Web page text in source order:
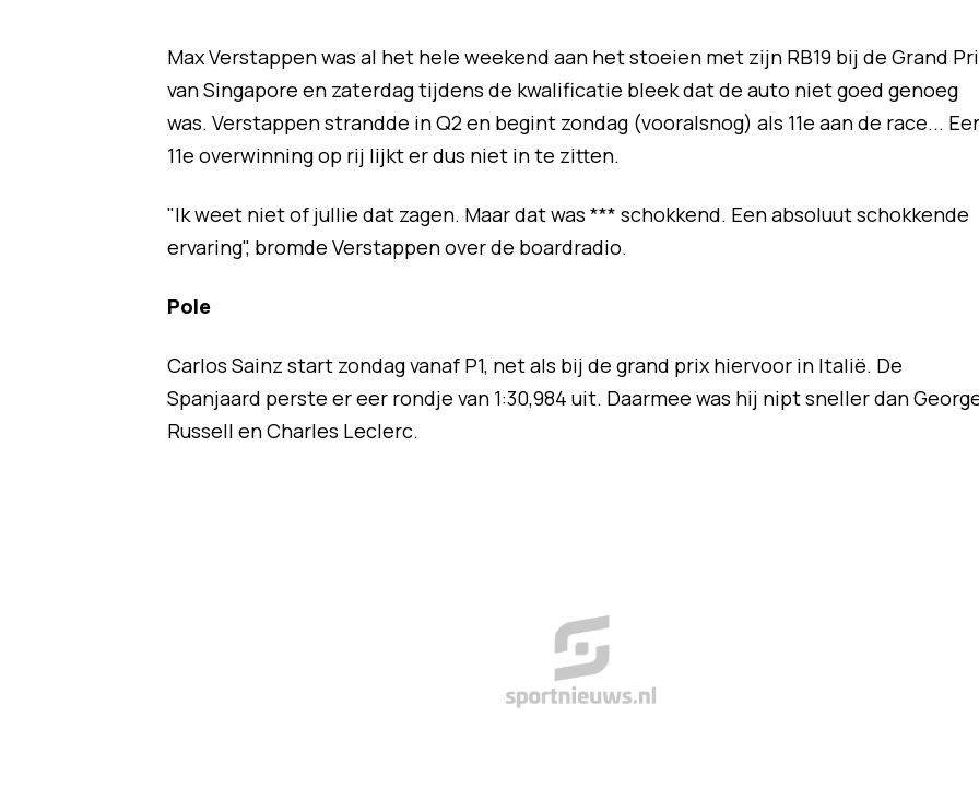
Max Verstappen was al het hele weekend aan het stoeien met zijn RB19 bij de Grand
van Singapore en zaterdag tijdens de kwalificatie bleek dat de auto niet goed genoeg
was. Verstappen strandde in Q2 en begint zondag (vooralsnog) als 11e aan de race...
11e overwinning op rij lijkt er dus niet in te zitten.
"Ik weet niet of jullie dat zagen. Maar dat was *** schokkend. Een absoluut schokkende
ervaring", bromde Verstappen over de boardradio.
Pole
Carlos Sainz start zondag vanaf P1, net als bij de grand prix hiervoor in Italië. De
Spanjaard perste er eer rondje van 1:30,984 uit. Daarmee was hij nipt sneller dan
Russell en Charles Leclerc.